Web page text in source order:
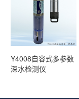
Y4008自容式多参数
深水检测仪